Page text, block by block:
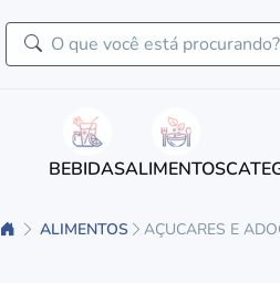
BEBIDASALIMENTOS
ALIMENTOS AÇUCARES E